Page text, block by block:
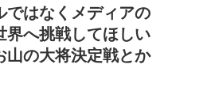
ではなくメディアの
界へ挑戦してほしい
山の大将決定戦とか